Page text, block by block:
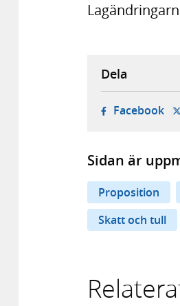
Dela
Facebook-
Sidan är
Proposition
Skatt och tull